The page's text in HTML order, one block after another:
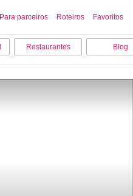
Para parceiros Roteiros Favoritos
Restaurantes Blog